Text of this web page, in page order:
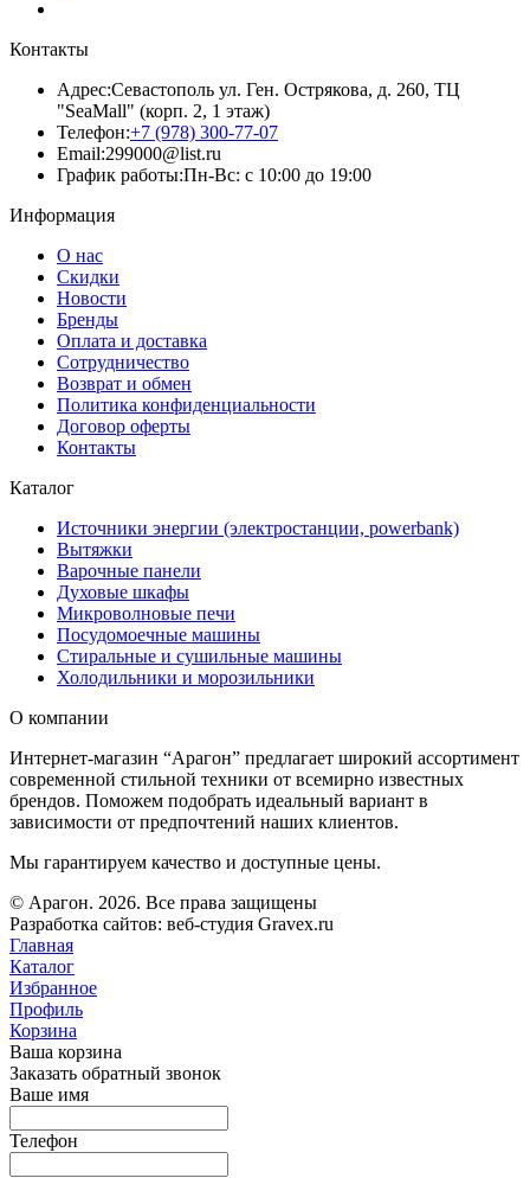
Контакты
Адрес:Севастополь ул. Ген. Острякова, д. 260, ТЦ
"SeaMall" (корп. 2, 1 этаж)
Телефон:+7 (978) 300-77-07
Email:299000@list.ru
График работы:Пн-Вс: с 10:00 до 19:00
Информация
О нас
Скидки
Новости
Бренды
Оплата и доставка
Сотрудничество
Возврат и обмен
Политика конфиденциальности
Договор оферты
Контакты
Каталог
Источники энергии (электростанции, powerbank)
Вытяжки
Варочные панели
Духовые шкафы
Микроволновые печи
Посудомоечные машины
Стиральные и сушильные машины
Холодильники и морозильники
О компании
Интернет-магазин “Арагон” предлагает широкий ассортимент
современной стильной техники от всемирно известных
брендов. Поможем подобрать идеальный вариант в
зависимости от предпочтений наших клиентов.
Мы гарантируем качество и доступные цены.
© Арагон. 2026. Все права защищены
Разработка сайтов: веб-студия Gravex.ru
Главная
Каталог
Избранное
Профиль
Корзина
Ваша корзина
Заказать обратный звонок
Ваше имя
Телефон